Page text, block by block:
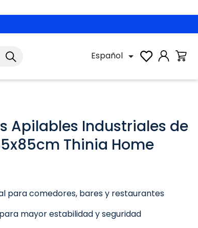
Español 
Apilables Industriales de
Thinia Home
para comedores, bares y restaurantes
mayor estabilidad y seguridad